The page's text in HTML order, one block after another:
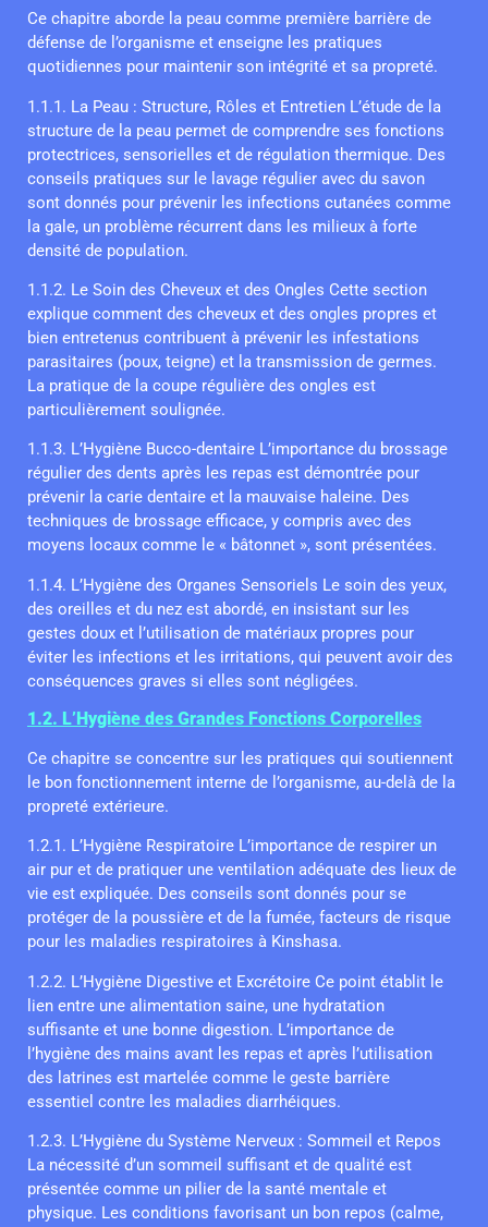
Ce chapitre aborde la peau comme première barrière de
défense de l’organisme et enseigne les pratiques
quotidiennes pour maintenir son intégrité et sa propreté.
1.1.1. La Peau : Structure, Rôles et Entretien L’étude de la
structure de la peau permet de comprendre ses fonctions
protectrices, sensorielles et de régulation thermique. Des
conseils pratiques sur le lavage régulier avec du savon
sont donnés pour prévenir les infections cutanées comme
la gale, un problème récurrent dans les milieux à forte
densité de population.
1.1.2. Le Soin des Cheveux et des Ongles Cette section
explique comment des cheveux et des ongles propres et
bien entretenus contribuent à prévenir les infestations
parasitaires (poux, teigne) et la transmission de germes.
La pratique de la coupe régulière des ongles est
particulièrement soulignée.
1.1.3. L’Hygiène Bucco-dentaire L’importance du brossage
régulier des dents après les repas est démontrée pour
prévenir la carie dentaire et la mauvaise haleine. Des
techniques de brossage efficace, y compris avec des
moyens locaux comme le « bâtonnet », sont présentées.
1.1.4. L’Hygiène des Organes Sensoriels Le soin des yeux,
des oreilles et du nez est abordé, en insistant sur les
gestes doux et l’utilisation de matériaux propres pour
éviter les infections et les irritations, qui peuvent avoir des
conséquences graves si elles sont négligées.
1.2. L’Hygiène des Grandes Fonctions Corporelles
Ce chapitre se concentre sur les pratiques qui soutiennent
le bon fonctionnement interne de l’organisme, au-delà de la
propreté extérieure.
1.2.1. L’Hygiène Respiratoire L’importance de respirer un
air pur et de pratiquer une ventilation adéquate des lieux de
vie est expliquée. Des conseils sont donnés pour se
protéger de la poussière et de la fumée, facteurs de risque
pour les maladies respiratoires à Kinshasa.
1.2.2. L’Hygiène Digestive et Excrétoire Ce point établit le
lien entre une alimentation saine, une hydratation
suffisante et une bonne digestion. L’importance de
l’hygiène des mains avant les repas et après l’utilisation
des latrines est martelée comme le geste barrière
essentiel contre les maladies diarrhéiques.
1.2.3. L’Hygiène du Système Nerveux : Sommeil et Repos
La nécessité d’un sommeil suffisant et de qualité est
présentée comme un pilier de la santé mentale et
physique. Les conditions favorisant un bon repos (calme,